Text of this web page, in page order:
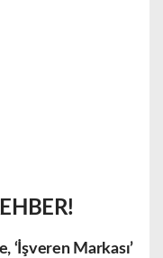
‘İşveren Markası’